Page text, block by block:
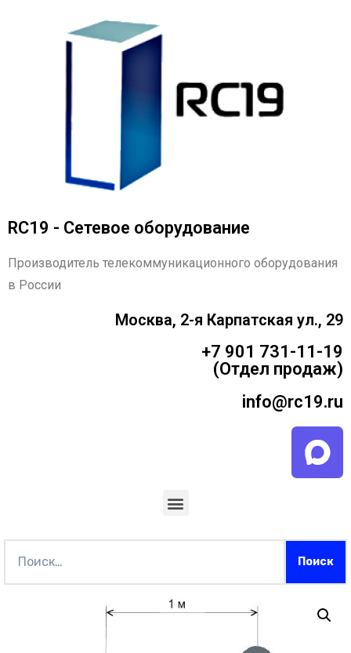
RC19 - Сетевое оборудование
Производитель телекоммуникационного оборудования
в России
Москва, 2-я Карпатская ул., 29
+7 901 731-11-19
(Отдел продаж)
info@rc19.ru